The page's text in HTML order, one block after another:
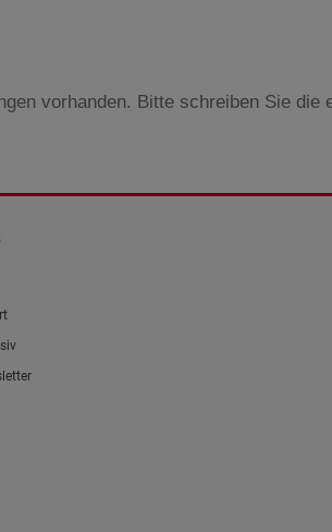
vorhanden. Bitte schreiben Sie die